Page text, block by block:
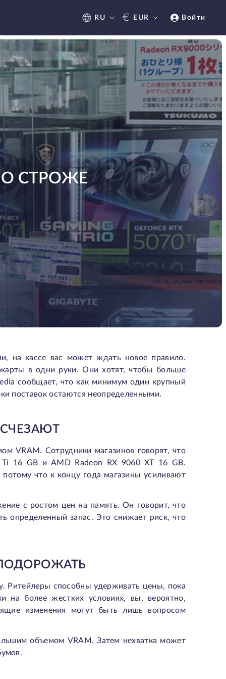
RU € EUR Войти
СТРОЖЕ
на кассе вас может ждать новое правило.
в одни руки. Они хотят, чтобы больше
сообщает, что как минимум один крупный
поставок остаются неопределенными.
VRAM. Сотрудники магазинов говорят, что
16 GB и AMD Radeon RX 9060 XT 16 GB.
что к концу года магазины усиливают
с ростом цен на память. Он говорит, что
определенный запас. Это снижает риск, что
Ритейлеры способны удерживать цены, пока
на более жестких условиях, вы, вероятно,
изменения могут быть лишь вопросом
объемом VRAM. Затем нехватка может